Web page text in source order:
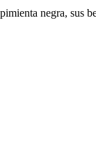
pimienta negra, sus